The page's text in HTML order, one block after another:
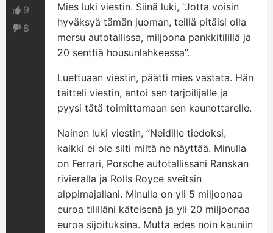
9
8
Mies luki viestin. Siinä luki, ”Jotta voisin
hyväksyä tämän juoman, teillä pitäisi olla
mersu autotallissa, miljoona pankkitilillä ja
20 senttiä housunlahkeessa”.
Luettuaan viestin, päätti mies vastata. Hän
taitteli viestin, antoi sen tarjoilijalle ja
pyysi tätä toimittamaan sen kaunottarelle.
Nainen luki viestin, ”Neidille tiedoksi,
kaikki ei ole silti miltä ne näyttää. Minulla
on Ferrari, Porsche autotallissani Ranskan
rivieralla ja Rolls Royce sveitsin
alppimajallani. Minulla on yli 5 miljoonaa
euroa tililläni käteisenä ja yli 20 miljoonaa
euroa sijoituksina. Mutta edes noin kauniin